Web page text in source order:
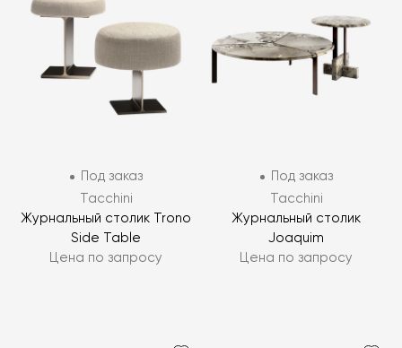
Под заказ
Tacchini
Журнальный столик Trono
Side Table
Цена по запросу
Под заказ
Tacchini
Журнальный столик
Joaquim
Цена по запросу